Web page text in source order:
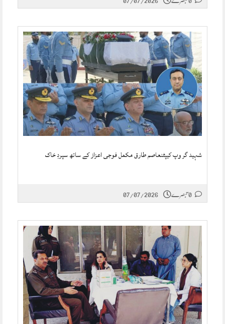
شہید گر وپ کیپٹنعاصم طارق مکمل فوجی اعزاز کے ساتھ سپردِ خاک
07/07/2026